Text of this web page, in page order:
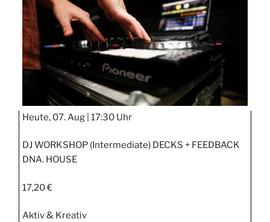
Heute, 07. Aug | 17:30 Uhr
DJ WORKSHOP (Intermediate) DECKS + FEEDBACK
DNA. HOUSE
17,20 €
Aktiv & Kreativ